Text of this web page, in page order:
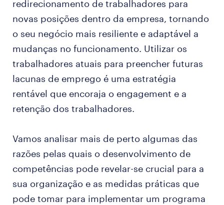
redirecionamento de trabalhadores para
novas posições dentro da empresa, tornando
o seu negócio mais resiliente e adaptável a
mudanças no funcionamento. Utilizar os
trabalhadores atuais para preencher futuras
lacunas de emprego é uma estratégia
rentável que encoraja o engagement e a
retenção dos trabalhadores.
Vamos analisar mais de perto algumas das
razões pelas quais o desenvolvimento de
competências pode revelar-se crucial para a
sua organização e as medidas práticas que
pode tomar para implementar um programa